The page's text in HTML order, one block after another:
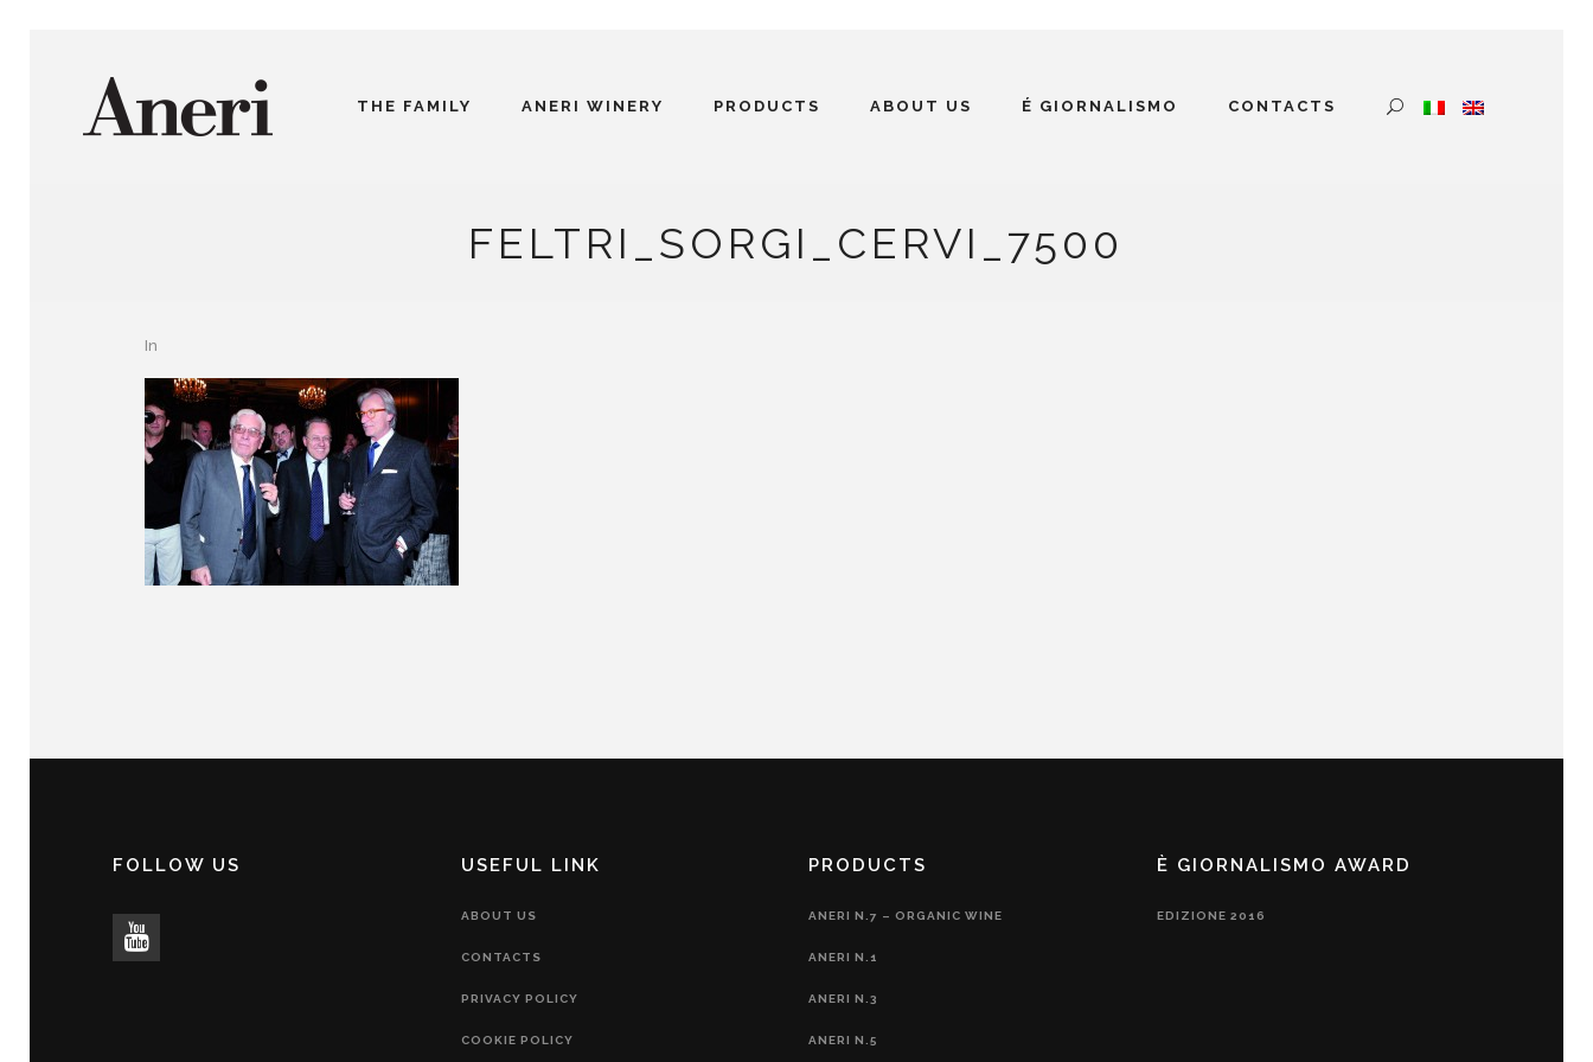
THE FAMILY ANERI WINERY PRODUCTS ABOUT US É GIORNALISMO CONTACTS
FELTRI_SORGI_CERVI_7500
In
FOLLOW US USEFUL LINK
ABOUT US
CONTACTS
PRIVACY POLICY
COOKIE POLICY
PRODUCTS
ANERI N.7 – ORGANIC WINE
ANERI N.1
ANERI N.3
ANERI N.5
È GIORNALISMO AWARD
EDIZIONE 2016